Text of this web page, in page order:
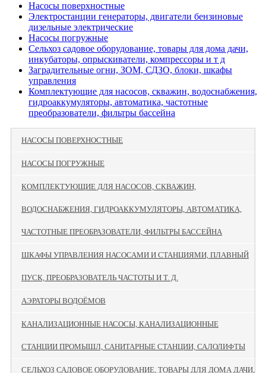
Насосы поверхностные
Электростанции генераторы, двигатели бензиновые
дизельные электрические
Насосы погружные
Сельхоз садовое оборудование, товары для дома дачи,
инкубаторы, опрыскиватели, компрессоры и т д
Заградительные огни, ЗОМ, СДЗО, блоки, шкафы
управления
Комплектующие для насосов, скважин, водоснабжения,
гидроаккумуляторы, автоматика, частотные
преобразователи, фильтры бассейна
НАСОСЫ ПОВЕРХНОСТНЫЕ
НАСОСЫ ПОГРУЖНЫЕ
КОМПЛЕКТУЮЩИЕ ДЛЯ НАСОСОВ, СКВАЖИН,
ВОДОСНАБЖЕНИЯ, ГИДРОАККУМУЛЯТОРЫ, АВТОМАТИКА,
ЧАСТОТНЫЕ ПРЕОБРАЗОВАТЕЛИ, ФИЛЬТРЫ БАССЕЙНА
ШКАФЫ УПРАВЛЕНИЯ НАСОСАМИ И СТАНЦИЯМИ, ПЛАВНЫЙ
ПУСК, ПРЕОБРАЗОВАТЕЛЬ ЧАСТОТЫ И Т. Д.
АЭРАТОРЫ ВОДОЁМОВ
КАНАЛИЗАЦИОННЫЕ НАСОСЫ, КАНАЛИЗАЦИОННЫЕ
СТАНЦИИ ПРОМЫШЛ, САНИТАРНЫЕ СТАНЦИИ, САЛОЛИФТЫ
СЕЛЬХОЗ САДОВОЕ ОБОРУДОВАНИЕ, ТОВАРЫ ДЛЯ ДОМА ДАЧИ,